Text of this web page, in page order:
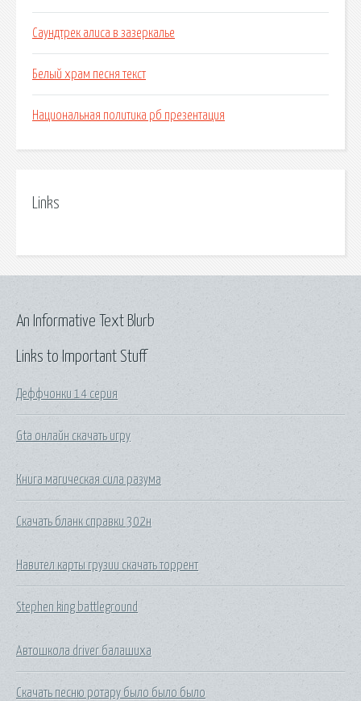
Саундтрек алиса в зазеркалье
Белый храм песня текст
Национальная политика рб презентация
Links
Links to Important Stuff
Деффчонки 14 серия
Gta онлайн скачать игру
Книга магическая сила разума
Скачать бланк справки 302н
Навител карты грузии скачать торрент
Stephen king battleground
Автошкола driver балашиха
Скачать песню ротару было было было
An Informative Text Blurb